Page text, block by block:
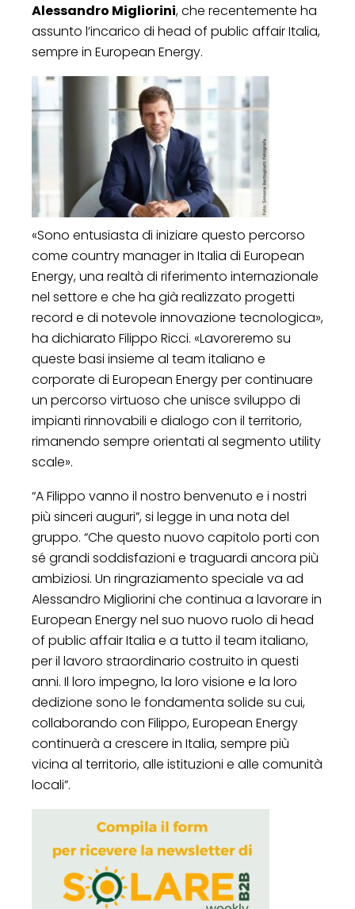
Alessandro Migliorini, che recentemente ha
assunto l’incarico di head of public affair Italia,
sempre in European Energy.
«Sono entusiasta di iniziare questo percorso
come country manager in Italia di European
Energy, una realtà di riferimento internazionale
nel settore e che ha già realizzato progetti
record e di notevole innovazione tecnologica»,
ha dichiarato Filippo Ricci. «Lavoreremo su
queste basi insieme al team italiano e
corporate di European Energy per continuare
un percorso virtuoso che unisce sviluppo di
impianti rinnovabili e dialogo con il territorio,
rimanendo sempre orientati al segmento utility
scale».
“A Filippo vanno il nostro benvenuto e i nostri
più sinceri auguri”, si legge in una nota del
gruppo. “Che questo nuovo capitolo porti con
sé grandi soddisfazioni e traguardi ancora più
ambiziosi. Un ringraziamento speciale va ad
Alessandro Migliorini che continua a lavorare in
European Energy nel suo nuovo ruolo di head
of public affair Italia e a tutto il team italiano,
per il lavoro straordinario costruito in questi
anni. Il loro impegno, la loro visione e la loro
dedizione sono le fondamenta solide su cui,
collaborando con Filippo, European Energy
continuerà a crescere in Italia, sempre più
vicina al territorio, alle istituzioni e alle comunità
locali”.